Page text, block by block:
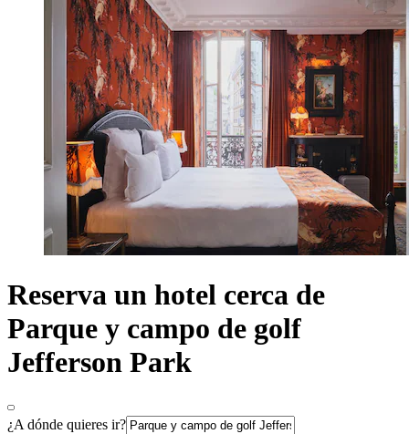
Reserva un hotel cerca de
Parque y campo de golf
Jefferson Park
¿A dónde quieres ir?